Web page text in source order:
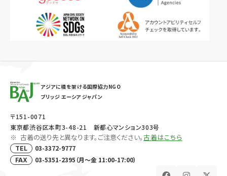
アジアに橋を架ける国際協力NGO
ブリッジ エーシア ジャパン
〒151-0071
東京都渋谷区本町3-48-21 新都心マンション303号
古着の送り先と異なります。ご注意ください。古着はこちら
TEL 03-3372-9777
FAX 03-5351-2395（月～金 11:00-17:00）